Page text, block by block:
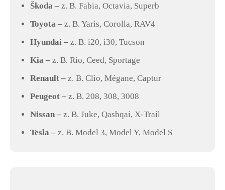
Škoda – z. B. Fabia, Octavia, Superb
Toyota – z. B. Yaris, Corolla, RAV4
Hyundai – z. B. i20, i30, Tucson
Kia – z. B. Rio, Ceed, Sportage
Renault – z. B. Clio, Mégane, Captur
Peugeot – z. B. 208, 308, 3008
Nissan – z. B. Juke, Qashqai, X-Trail
Tesla – z. B. Model 3, Model Y, Model S